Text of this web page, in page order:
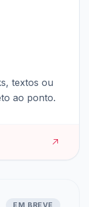
textos ou
ao ponto.
EM BREVE